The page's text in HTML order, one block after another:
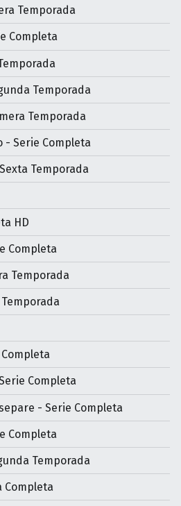
Temporada
Completa
Temporada
Temporada
- Serie Completa
Temporada
HD
Completa
Temporada
Completa
- Serie Completa
Completa
Temporada
Completa